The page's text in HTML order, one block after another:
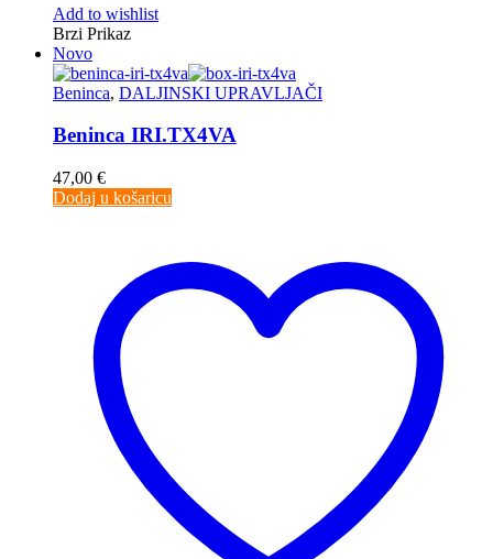
Add to wishlist
Brzi Prikaz
Novo
Beninca, DALJINSKI UPRAVLJAČI
Beninca IRI.TX4VA
47,00 €
Dodaj u košaricu